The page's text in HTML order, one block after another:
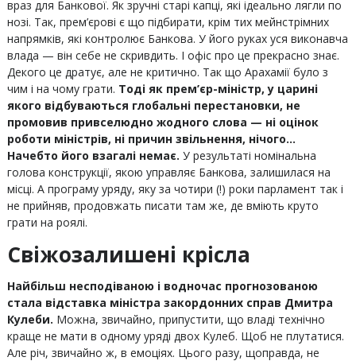
враз для Банкової. Як зручні старі капці, які ідеально лягли по
нозі. Так, прем’єрові є що підбирати, крім тих мейнстрімних
напрямків, які контролює Банкова. У його руках уся виконавча
влада — він себе не скривдить. І офіс про це прекрасно знає.
Декого це дратує, але не критично. Так що Арахамії було з
чим і на чому грати. Тоді як прем’єр-міністр, у царині
якого відбуваються глобальні перестановки, не
промовив привселюдно жодного слова — ні оцінок
роботи міністрів, ні причин звільнення, нічого…
Начебто його взагалі немає. У результаті номінальна
голова конструкції, якою управляє Банкова, залишилася на
місці. А програму уряду, яку за чотири (!) роки парламент так і
не прийняв, продовжать писати там же, де вміють круто
грати на роялі.
Свіжозалишені крісла
Найбільш несподіваною і водночас прогнозованою
стала відставка міністра закордонних справ Дмитра
Кулеби. Можна, звичайно, припустити, що владі технічно
краще не мати в одному уряді двох Кулеб. Щоб не плутатися.
Але річ, звичайно ж, в емоціях. Цього разу, щоправда, не